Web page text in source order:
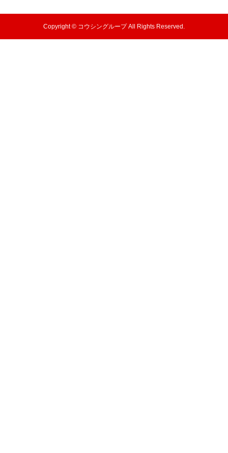
Copyright © コウシングループ All Rights Reserved.